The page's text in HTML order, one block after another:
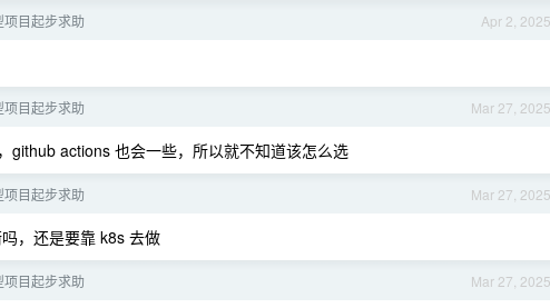
Apr 2, 2025
项目起步求助
Mar 27, 2025
项目起步求助
github actions 也会一些，所以就不知道该怎么选
Mar 27, 2025
项目起步求助
，还是要靠 k8s 去做
Mar 27, 2025
项目起步求助